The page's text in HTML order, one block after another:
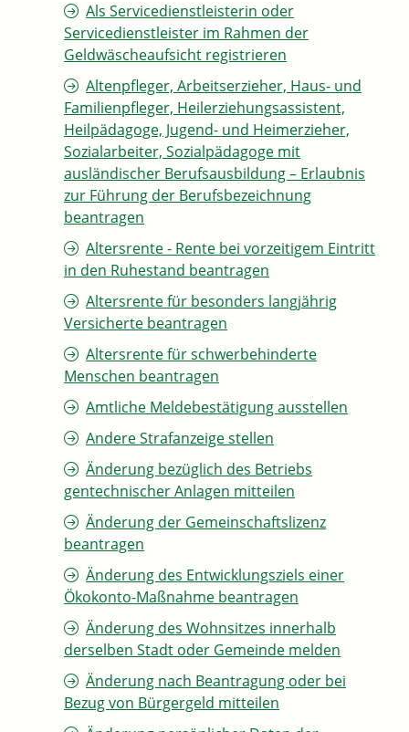
Als Servicedienstleisterin oder
Servicedienstleister im Rahmen der
Geldwäscheaufsicht registrieren
Altenpfleger, Arbeitserzieher, Haus- und
Familienpfleger, Heilerziehungsassistent,
Heilpädagoge, Jugend- und Heimerzieher,
Sozialarbeiter, Sozialpädagoge mit
ausländischer Berufsausbildung – Erlaubnis
zur Führung der Berufsbezeichnung
beantragen
Altersrente - Rente bei vorzeitigem Eintritt
in den Ruhestand beantragen
Altersrente für besonders langjährig
Versicherte beantragen
Altersrente für schwerbehinderte
Menschen beantragen
Amtliche Meldebestätigung ausstellen
Andere Strafanzeige stellen
Änderung bezüglich des Betriebs
gentechnischer Anlagen mitteilen
Änderung der Gemeinschaftslizenz
beantragen
Änderung des Entwicklungsziels einer
Ökokonto-Maßnahme beantragen
Änderung des Wohnsitzes innerhalb
derselben Stadt oder Gemeinde melden
Änderung nach Beantragung oder bei
Bezug von Bürgergeld mitteilen